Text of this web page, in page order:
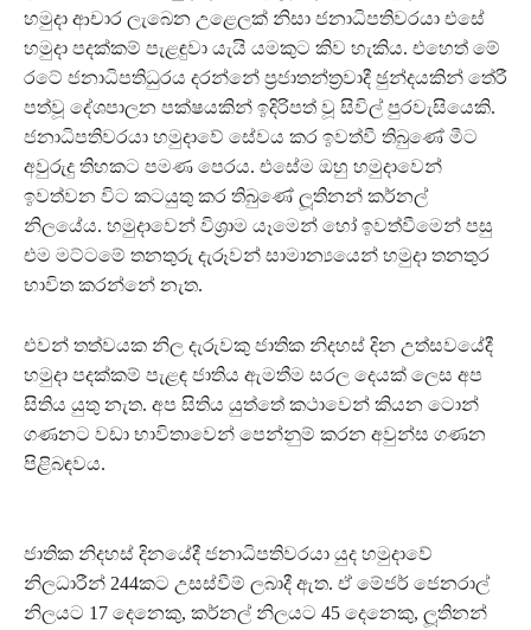
හමුදා ආචාර ලැබෙන උළෙලක් නිසා ජනාධිපතිවරයා එසේ
හමුදා පදක්කම් පැළඳුවා යැයි යමකුට කිව හැකිය. එහෙත් මේ
රටේ ජනාධිපතිධුරය දරන්නේ ප‍්‍රජාතන්ත‍්‍රවාදී ඡුන්දයකින් තේරී
පත්වූ දේශපාලන පක්ෂයකින් ඉදිරිපත් වූ සිවිල් පුරවැසියෙකි.
ජනාධිපතිවරයා හමුදාවේ සේවය කර ඉවත්වී තිබුණේ මීට
අවුරුදු තිහකට පමණ පෙරය. එසේම ඔහු හමුදාවෙන්
ඉවත්වන විට කටයුතු කර තිබුණේ ලූතිනන් කර්නල්
නිලයේය. හමුදාවෙන් විශ‍්‍රාම යෑමෙන් හෝ ඉවත්වීමෙන් පසු
එම මට්ටමේ තනතුරු දැරූවන් සාමාන්‍යයෙන් හමුදා තනතුර
භාවිත කරන්නේ නැත.
එවන් තත්වයක නිල දැරුවකු ජාතික නිදහස් දින උත්සවයේදී
හමුදා පදක්කම් පැළඳ ජාතිය ඇමතීම සරල දෙයක් ලෙස අප
සිතිය යුතු නැත. අප සිතිය යුත්තේ කථාවෙන් කියන ටොන්
ගණනට වඩා භාවිතාවෙන් පෙන්නුම් කරන අවුන්ස ගණන
පිළිබඳවය.
ජාතික නිදහස් දිනයේදී ජනාධිපතිවරයා යුද හමුදාවේ
නිලධාරීන් 244කට උසස්වීම් ලබාදී ඇත. ඒ මේජර් ජෙනරාල්
නිලයට 17 දෙනෙකු, කර්නල් නිලයට 45 දෙනෙකු, ලූතිනන්